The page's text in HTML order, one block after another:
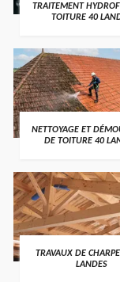
TRAITEMENT
TOITURE 40
NETTOYAGE ET
DE TOITURE 40
TRAVAUX DE
LANDES